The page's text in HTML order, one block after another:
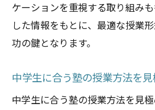
ケーションを重視する取り組み
した情報をもとに、最適な授業
功の鍵となります。
中学生に合う塾の授業方法を
中学生に合う塾の授業方法を見